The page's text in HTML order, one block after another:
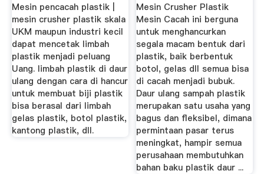
Mesin pencacah plastik |
mesin crusher plastik skala
UKM maupun industri kecil
dapat mencetak limbah
plastik menjadi peluang
Uang. limbah plastik di daur
ulang dengan cara di hancur
untuk membuat biji plastik
bisa berasal dari limbah
gelas plastik, botol plastik,
kantong plastik, dll.
Mesin Crusher Plastik
Mesin Cacah ini berguna
untuk menghancurkan
segala macam bentuk dari
plastik, baik berbentuk
botol, gelas dll semua bisa
di cacah menjadi bubuk.
Daur ulang sampah plastik
merupakan satu usaha yang
bagus dan fleksibel, dimana
permintaan pasar terus
meningkat, hampir semua
perusahaan membutuhkan
bahan baku plastik daur ...